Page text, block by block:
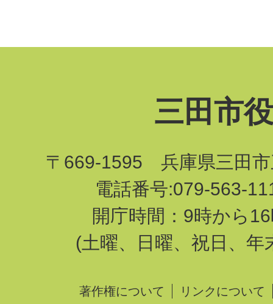
三田市
〒669-1595 兵庫県三田市
電話番号:079-563-
開庁時間：9時から
(土曜、日曜、祝日、年
著作権について
リンクについて